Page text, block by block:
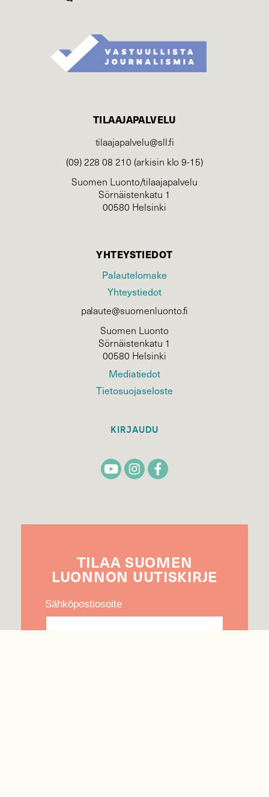
TILAAJAPALVELU
tilaajapalvelu@sll.fi
(09) 228 08 210 (arkisin klo 9-15)
Suomen Luonto/tilaajapalvelu
Sörnäistenkatu 1
00580 Helsinki
YHTEYSTIEDOT
Palautelomake
Yhteystiedot
palaute@suomenluonto.fi
Suomen Luonto
Sörnäistenkatu 1
00580 Helsinki
Mediatiedot
Tietosuojaseloste
KIRJAUDU
TILAA SUOMEN
LUONNON UUTIS­KIRJE
Sähköpostiosoite